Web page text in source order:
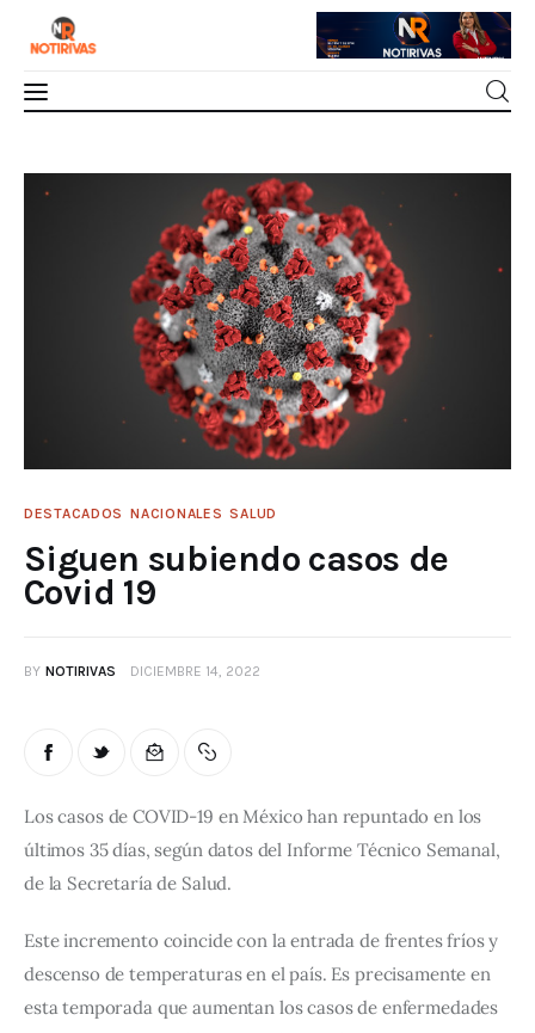
0 SHARE POST
Mérida
Interior del Estado
Economía
Finanzas
Nacionales
Multimedia
DESTACADOS NACIONALES SALUD
Siguen subiendo casos de
Covid 19
BY NOTIRIVAS DICIEMBRE 14, 2022
Los casos de COVID-19 en México han repuntado en los
últimos 35 días, según datos del Informe Técnico Semanal,
de la Secretaría de Salud.
Este incremento coincide con la entrada de frentes fríos y
descenso de temperaturas en el país. Es precisamente en
esta temporada que aumentan los casos de enfermedades